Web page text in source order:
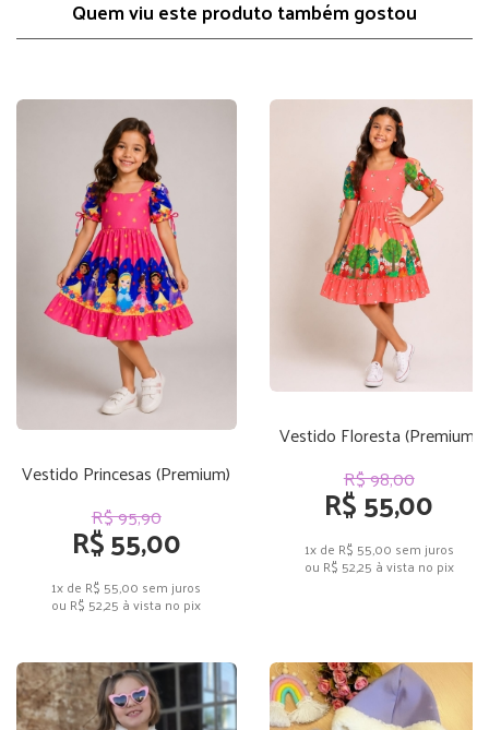
Quem viu este produto também gostou
Vestido Princesas (Premium)
R$ 95,90
R$ 55,00
1x de R$ 55,00 sem juros
ou R$ 52,25 à vista no pix
Vestido Floresta (Premium)
R$ 98,00
R$ 55,00
1x de R$ 55,00 sem juros
ou R$ 52,25 à vista no pix